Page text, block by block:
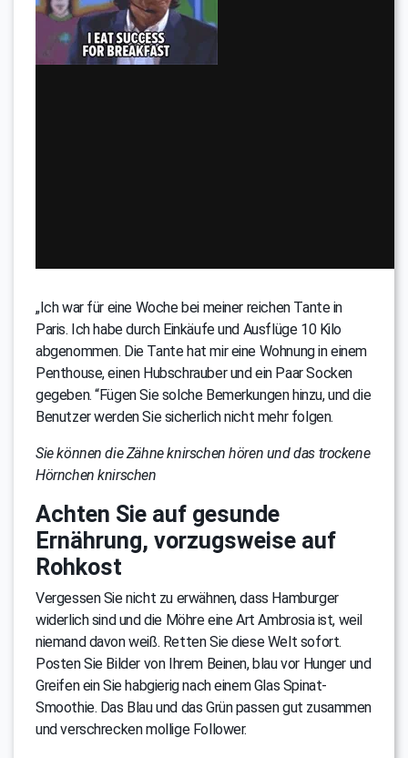
„Ich war für eine Woche bei meiner reichen Tante in
Paris. Ich habe durch Einkäufe und Ausflüge 10 Kilo
abgenommen. Die Tante hat mir eine Wohnung in einem
Penthouse, einen Hubschrauber und ein Paar Socken
gegeben. “Fügen Sie solche Bemerkungen hinzu, und die
Benutzer werden Sie sicherlich nicht mehr folgen.
Sie können die Zähne knirschen hören und das trockene
Hörnchen knirschen
Achten Sie auf gesunde
Ernährung, vorzugsweise auf
Rohkost
Vergessen Sie nicht zu erwähnen, dass Hamburger
widerlich sind und die Möhre eine Art Ambrosia ist, weil
niemand davon weiß. Retten Sie diese Welt sofort.
Posten Sie Bilder von Ihrem Beinen, blau vor Hunger und
Greifen ein Sie habgierig nach einem Glas Spinat-
Smoothie. Das Blau und das Grün passen gut zusammen
und verschrecken mollige Follower.